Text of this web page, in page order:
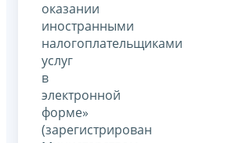
оказании
иностранными
налогоплательщиками
услуг
в
электронной
форме»
(зарегистрирован